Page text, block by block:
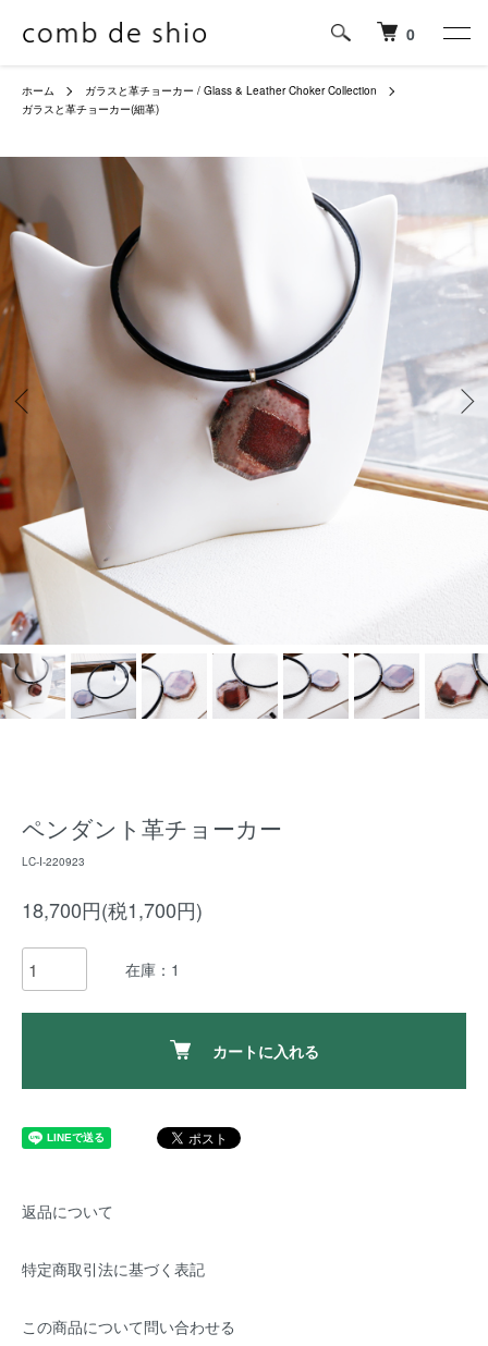
0
ホーム
ガラスと革チョーカー / Glass & Leather Choker Collection
ガラスと革チョーカー(細革)
ペンダント革チョーカー
LC-I-220923
18,700円(税1,700円)
在庫：1
カートに入れる
返品について
特定商取引法に基づく表記
この商品について問い合わせる